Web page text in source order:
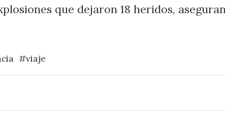
que dejaron 18 heridos,
#viaje